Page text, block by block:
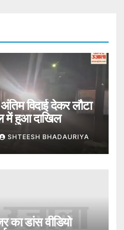
विदाई देकर लौटा
में हुआ दाखिल
SHTEESH BHADAURIYA
का डांस वीडियो